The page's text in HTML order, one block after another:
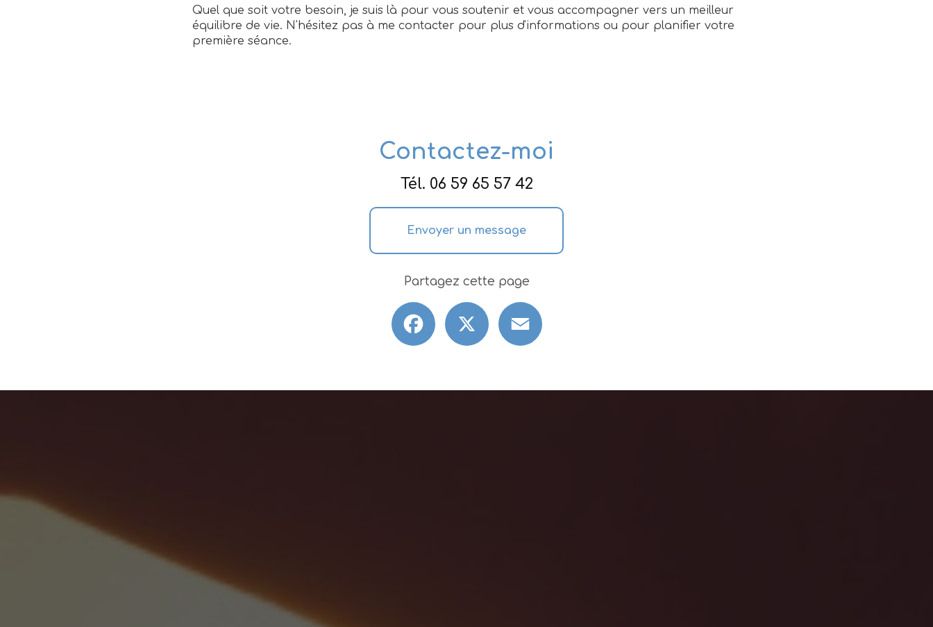
Quel que soit votre besoin, je suis là pour vous soutenir et vous accompagner vers un meilleur
équilibre de vie. N'hésitez pas à me contacter pour plus d'informations ou pour planifier votre
première séance.
Contactez-moi
Tél. 06 59 65 57 42
Envoyer un message
Partagez cette page
Facebook